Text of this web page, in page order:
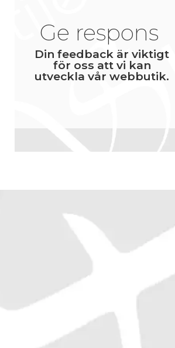
Ge respons
Din feedback är viktigt
för oss att vi kan
utveckla vår webbutik.